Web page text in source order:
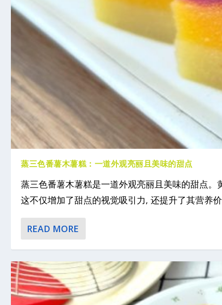
蒸三色番薯木薯糕：一道外观亮丽且美味的甜点
蒸三色番薯木薯糕是一道外观亮丽且美味的甜点
这不仅增加了甜点的视觉吸引力, 还提升了其营养
READ MORE